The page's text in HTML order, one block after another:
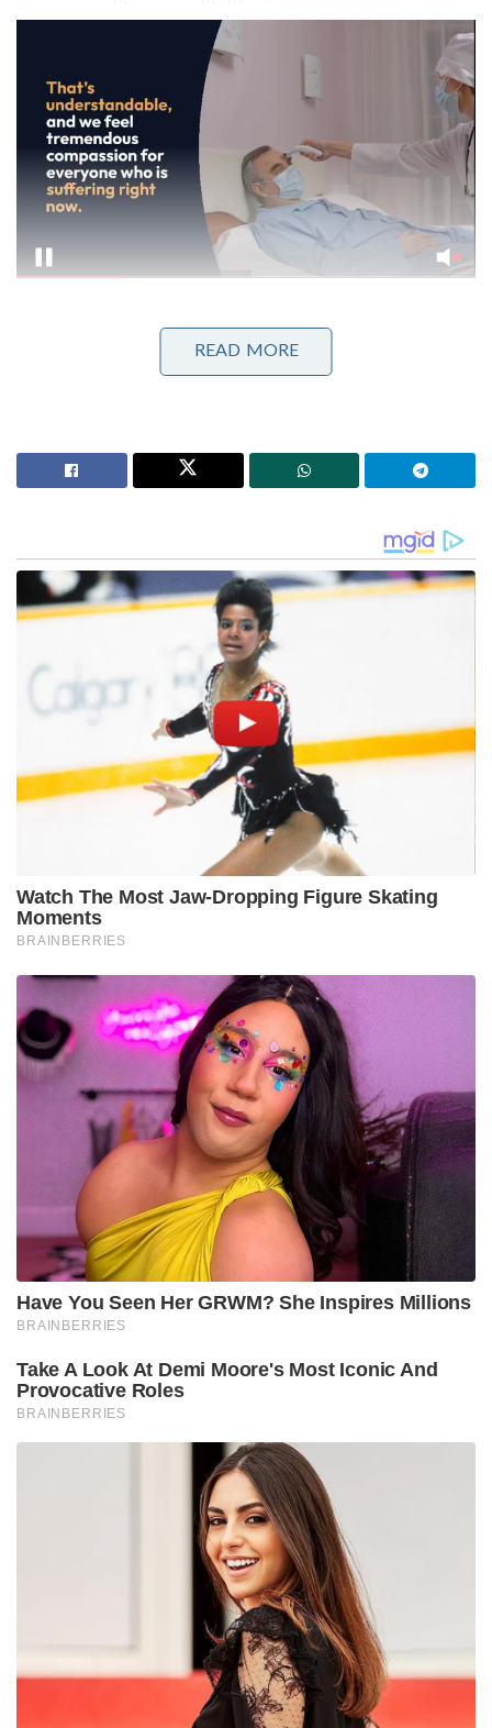
പടിദാറിന് ടീമിൽ ഇടം കണ്ടെത്തണമെങ്കിൽ നിലവിൽ
മികച്ച ഫോമിലുള്ള ആരെ ഒഴിവാക്കുമെന്ന
ഇടംകൈയ്യൻ ബാറ്റർമാരായ വൈഭവ് സൂര്യവംശി,
അഭിഷേക് ശർമ്മ, ഇഷാൻ കിഷൻ
മാറ്റാൻ സാധിക്കില്ല. മൂന്നാം നമ്പരിൽ കളിക്കുന്ന
ഇഷാൻ കിഷൻ അടുത്തിടെയാണ് ലോക ടി20
റാങ്കിങ്ങിൽ ഒന്നാം സ്ഥാനത്തെത്തിയത്. കൂടാതെ,
ഭാരതത്തിന്റെ കപ്പ് വിജയത്തിൽ നിർണായക
പങ്കുവഹിച്ച 2026 ലെ ടി20 ലോകകപ്പിലെ മികച്ച താരം
കൂടിയായ സഞ്ജു സാംസണോട് ഇപ്പോൾ തന്നെ
നീതികേടാണ് കാണിക്കുന്നതെന്നും ചോപ്ര തുറന്നടിച്ചു.
മുൻപ് കളിച്ച മൂന്ന് ഇന്നിങ്സുകളിലെ
പരാജയത്തിന്റെ പേരിലാണ് സഞ്ജുവിനെ രണ്ടാം
മത്സരത്തിൽ നിന്ന് ഒഴിവാക്കിയത്.
കോമൺവെൽത്ത് ഗെയിംസ് പതാക ഏറ്റുവാങ്ങി
ഗുജറാത്ത് മുഖ്യമന്ത്രി; 2030ൽ അഹമ്മദാബാദ്
വേദിയാകും
ഗ്ലാസ്‌ഗോയിൽ ഇന്ത്യൻ ബോക്സിങ് കരുത്ത്:
പ്രിയക്കും സാക്ഷിക്കും അരുന്ധതിക്കും സ്വർണം;
ലവ്‌ലിനയ്ക്ക് വെള്ളി
നാലാം നമ്പരിൽ ക്യാപ്റ്റൻ ശ്രേയസ് അയ്യരും അഞ്ചാം
നമ്പരിൽ വൈസ് ക്യാപ്റ്റൻ തിലക് വർമ്മയുമാണ്
കളിക്കുന്നത്. ഇവരെ രണ്ടുപേരെയും ടീമിൽ നിന്ന്
മാറ്റാൻ കഴിയില്ല. ആറാം നമ്പരിൽ കളിക്കുന്ന ശിവം
ദുബെയ്ക്ക് പകരം രജത് പടിദാറിനെ കളിപ്പിക്കാൻ ടീം
മാനേജ്മെന്റ് തയ്യാറാകുമോ എന്നും ചോപ്ര
ചോദ്യമുയർത്തി. പടിദാർ ഭാവിയിൽ തീർച്ചയായും
ഇന്ത്യൻ ടീമിലേക്ക് തിരിച്ചെത്തുമെന്ന കാര്യത്തിൽ
സംശയമില്ലെന്നും എന്നാൽ നിലവിലെ
കാണുന്നില്ലെന്നും അദ്ദേഹം കൂട്ടിച്ചേർത്തു. ഇന്ത്യക്കായി
ഇതിനകം മൂന്ന് ടെസ്റ്റുകളിലും ഒരു ഏകദിനത്തിലും
മികച്ച റെക്കോർഡാണുള്ളത്.
Royal Challengers Bengaluru
sanju samson
READ MORE